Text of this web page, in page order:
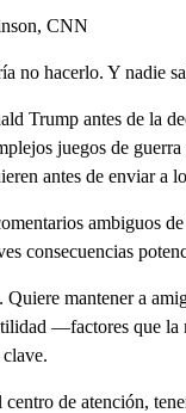
CNN
no hacerlo. Y nadie
Trump antes de la
juegos de
antes de enviar a
ambiguos
consecuencias
Quiere mantener a
—factores que la
de atención,